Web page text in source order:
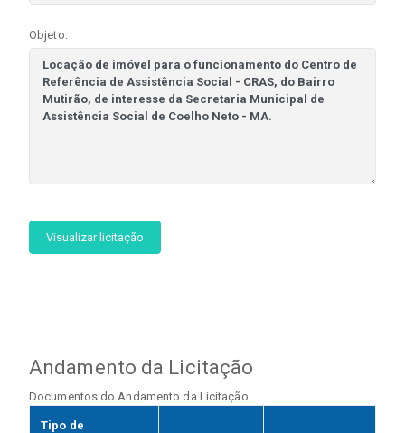
Objeto:
Visualizar licitação
Andamento da Licitação
Documentos do Andamento da Licitação
Tipo de